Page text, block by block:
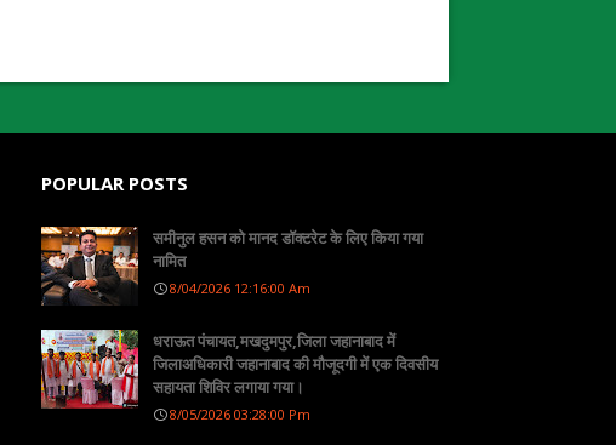
POPULAR POSTS
समीनुल हसन को मानद डॉक्टरेट के लिए किया गया
नामित
8/04/2026 12:16:00 Am
धराऊत पंचायत,मखदुमपुर,जिला जहानाबाद में
जिलाअधिकारी जहानाबाद की मौजूदगी में एक दिवसीय
सहायता शिविर लगाया गया।
8/05/2026 03:28:00 Pm